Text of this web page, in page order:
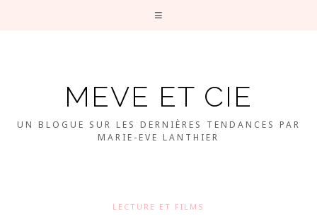
MEVE ET CIE
UN BLOGUE SUR LES DERNIÈRES TENDANCES PAR
MARIE-EVE LANTHIER
LECTURE ET FILMS